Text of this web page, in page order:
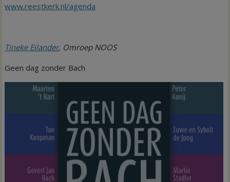
www.reestkerk.nl/agenda
Tineke Eilander, Omroep NOOS
Geen dag zonder Bach